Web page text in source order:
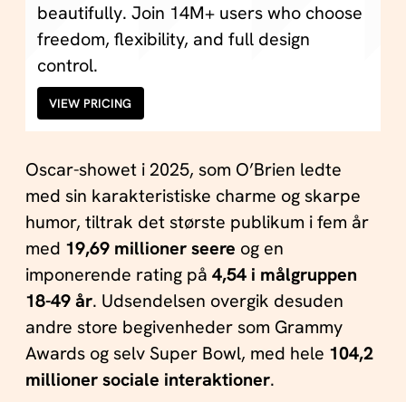
beautifully. Join 14M+ users who choose
freedom, flexibility, and full design
control.
VIEW PRICING
Oscar-showet i 2025, som O’Brien ledte
med sin karakteristiske charme og skarpe
humor, tiltrak det største publikum i fem år
med 19,69 millioner seere og en
imponerende rating på 4,54 i målgruppen
18-49 år. Udsendelsen overgik desuden
andre store begivenheder som Grammy
Awards og selv Super Bowl, med hele 104,2
millioner sociale interaktioner.